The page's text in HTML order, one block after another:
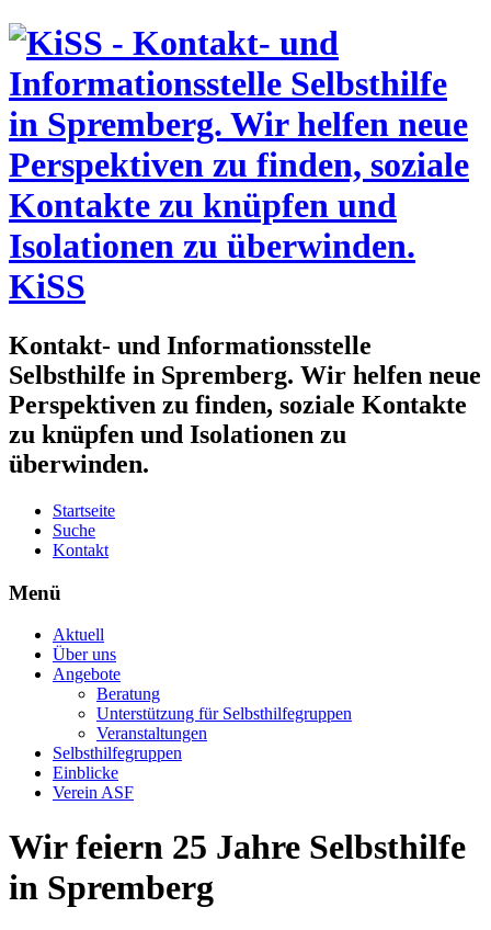
KiSS
Kontakt- und Informationsstelle
Selbsthilfe in Spremberg. Wir helfen neue
Perspektiven zu finden, soziale Kontakte
zu knüpfen und Isolationen zu
überwinden.
Startseite
Suche
Kontakt
Menü
Aktuell
Über uns
Angebote
Beratung
Unterstützung für Selbsthilfegruppen
Veranstaltungen
Selbsthilfegruppen
Einblicke
Verein ASF
Wir feiern 25 Jahre Selbsthilfe
in Spremberg